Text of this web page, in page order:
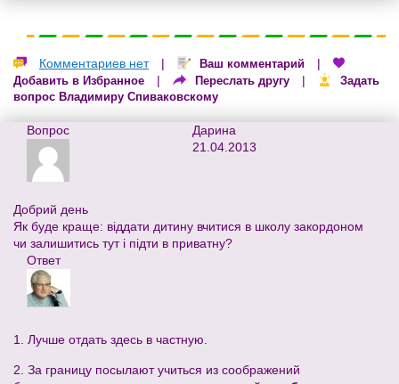
Комментариев нет | Ваш комментарий |
Добавить в Избранное | Переслать другу |
Задать
вопрос Владимиру Спиваковскому
Вопрос
Дарина
21.04.2013
Добрий день
Як буде краще: віддати дитину вчитися в школу закордоном
чи залишитись тут і підти в приватну?
Ответ
1. Лучше отдать здесь в частную.
2. За границу посылают учиться из соображений